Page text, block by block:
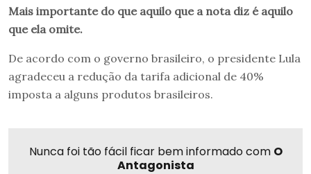
Mais importante do que aquilo que a nota diz é aquilo
que ela omite.
De acordo com o governo brasileiro, o presidente Lula
agradeceu a redução da tarifa adicional de 40%
imposta a alguns produtos brasileiros.
Nunca foi tão fácil ficar bem informado com O
Antagonista